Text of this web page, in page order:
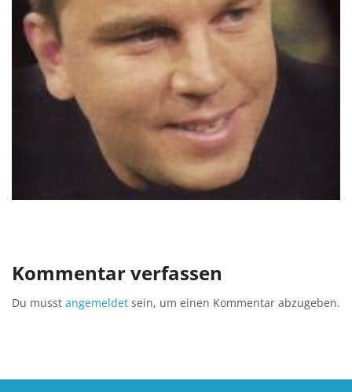
Kommentar verfassen
Du musst angemeldet sein, um einen Kommentar abzugeben.